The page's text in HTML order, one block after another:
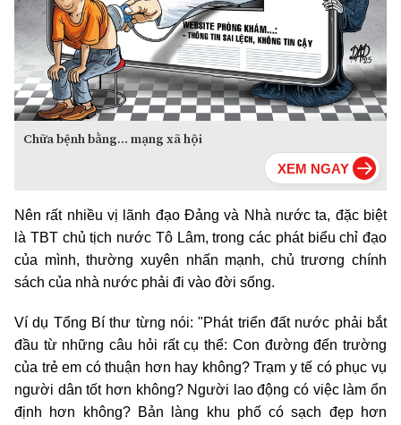
Chữa bệnh bằng... mạng xã hội
Nên rất nhiều vị lãnh đạo Đảng và Nhà nước ta, đặc biệt
là TBT chủ tịch nước Tô Lâm, trong các phát biểu chỉ đạo
của mình, thường xuyên nhấn mạnh, chủ trương chính
sách của nhà nước phải đi vào đời sống.
Ví dụ Tổng Bí thư từng nói: "Phát triển đất nước phải bắt
đầu từ những câu hỏi rất cụ thể: Con đường đến trường
của trẻ em có thuận hơn hay không? Trạm y tế có phục vụ
người dân tốt hơn không? Người lao động có việc làm ổn
định hơn không? Bản làng khu phố có sạch đẹp hơn